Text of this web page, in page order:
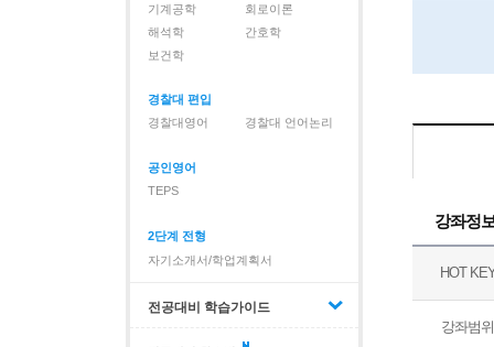
기계공학
회로이론
해석학
간호학
보건학
경찰대 편입
경찰대영어
경찰대 언어논리
공인영어
TEPS
2단계 전형
자기소개서/학업계획서
전공대비 학습가이드
강좌정
HOT
강좌범위